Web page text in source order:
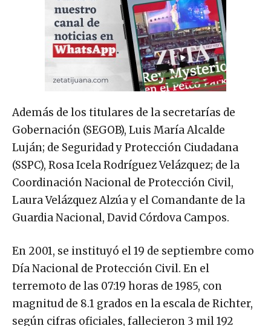
Además de los titulares de la secretarías de
Gobernación (SEGOB), Luis María Alcalde
Luján; de Seguridad y Protección Ciudadana
(SSPC), Rosa Icela Rodríguez Velázquez; de la
Coordinación Nacional de Protección Civil,
Laura Velázquez Alzúa y el Comandante de la
Guardia Nacional, David Córdova Campos.
En 2001, se instituyó el 19 de septiembre como
Día Nacional de Protección Civil. En el
terremoto de las 07:19 horas de 1985, con
magnitud de 8.1 grados en la escala de Richter,
según cifras oficiales, fallecieron 3 mil 192